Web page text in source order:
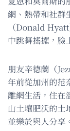
網、熱帶和社群
（Donald
中跳舞搖擺，臉
朋友辛德蘭（
年前從加州的范
離網生活，住在
山土壤肥沃的土
並樂於與人分享